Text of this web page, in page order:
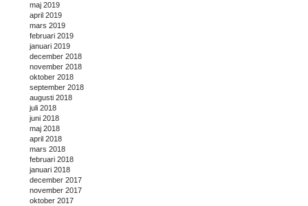
maj 2019
april 2019
mars 2019
februari 2019
januari 2019
december 2018
november 2018
oktober 2018
september 2018
augusti 2018
juli 2018
juni 2018
maj 2018
april 2018
mars 2018
februari 2018
januari 2018
december 2017
november 2017
oktober 2017